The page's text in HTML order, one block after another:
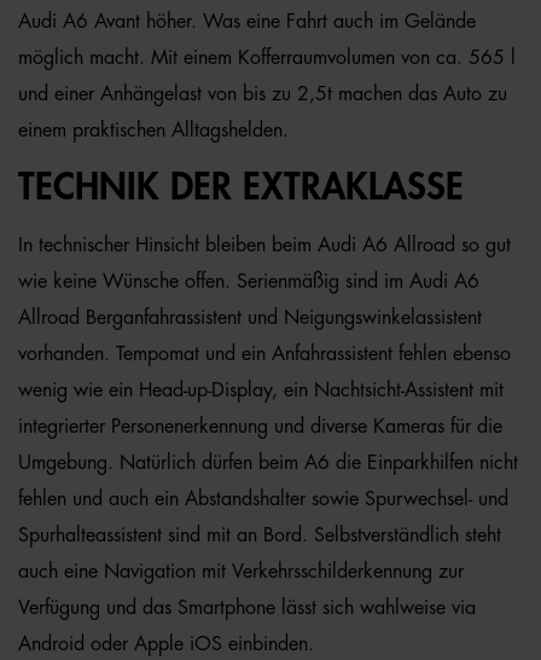
Audi A6 Avant höher. Was eine Fahrt auch im Gelände
möglich macht. Mit einem Kofferraumvolumen von ca. 565 l
und einer Anhängelast von bis zu 2,5t machen das Auto zu
einem praktischen Alltagshelden.
TECHNIK DER EXTRAKLASSE
In technischer Hinsicht bleiben beim Audi A6 Allroad so gut
wie keine Wünsche offen. Serienmäßig sind im Audi A6
Allroad Berganfahrassistent und Neigungswinkelassistent
vorhanden. Tempomat und ein Anfahrassistent fehlen ebenso
wenig wie ein Head-up-Display, ein Nachtsicht-Assistent mit
integrierter Personenerkennung und diverse Kameras für die
Umgebung. Natürlich dürfen beim A6 die Einparkhilfen nicht
fehlen und auch ein Abstandshalter sowie Spurwechsel- und
Spurhalteassistent sind mit an Bord. Selbstverständlich steht
auch eine Navigation mit Verkehrsschilderkennung zur
Verfügung und das Smartphone lässt sich wahlweise via
Android oder Apple iOS einbinden.